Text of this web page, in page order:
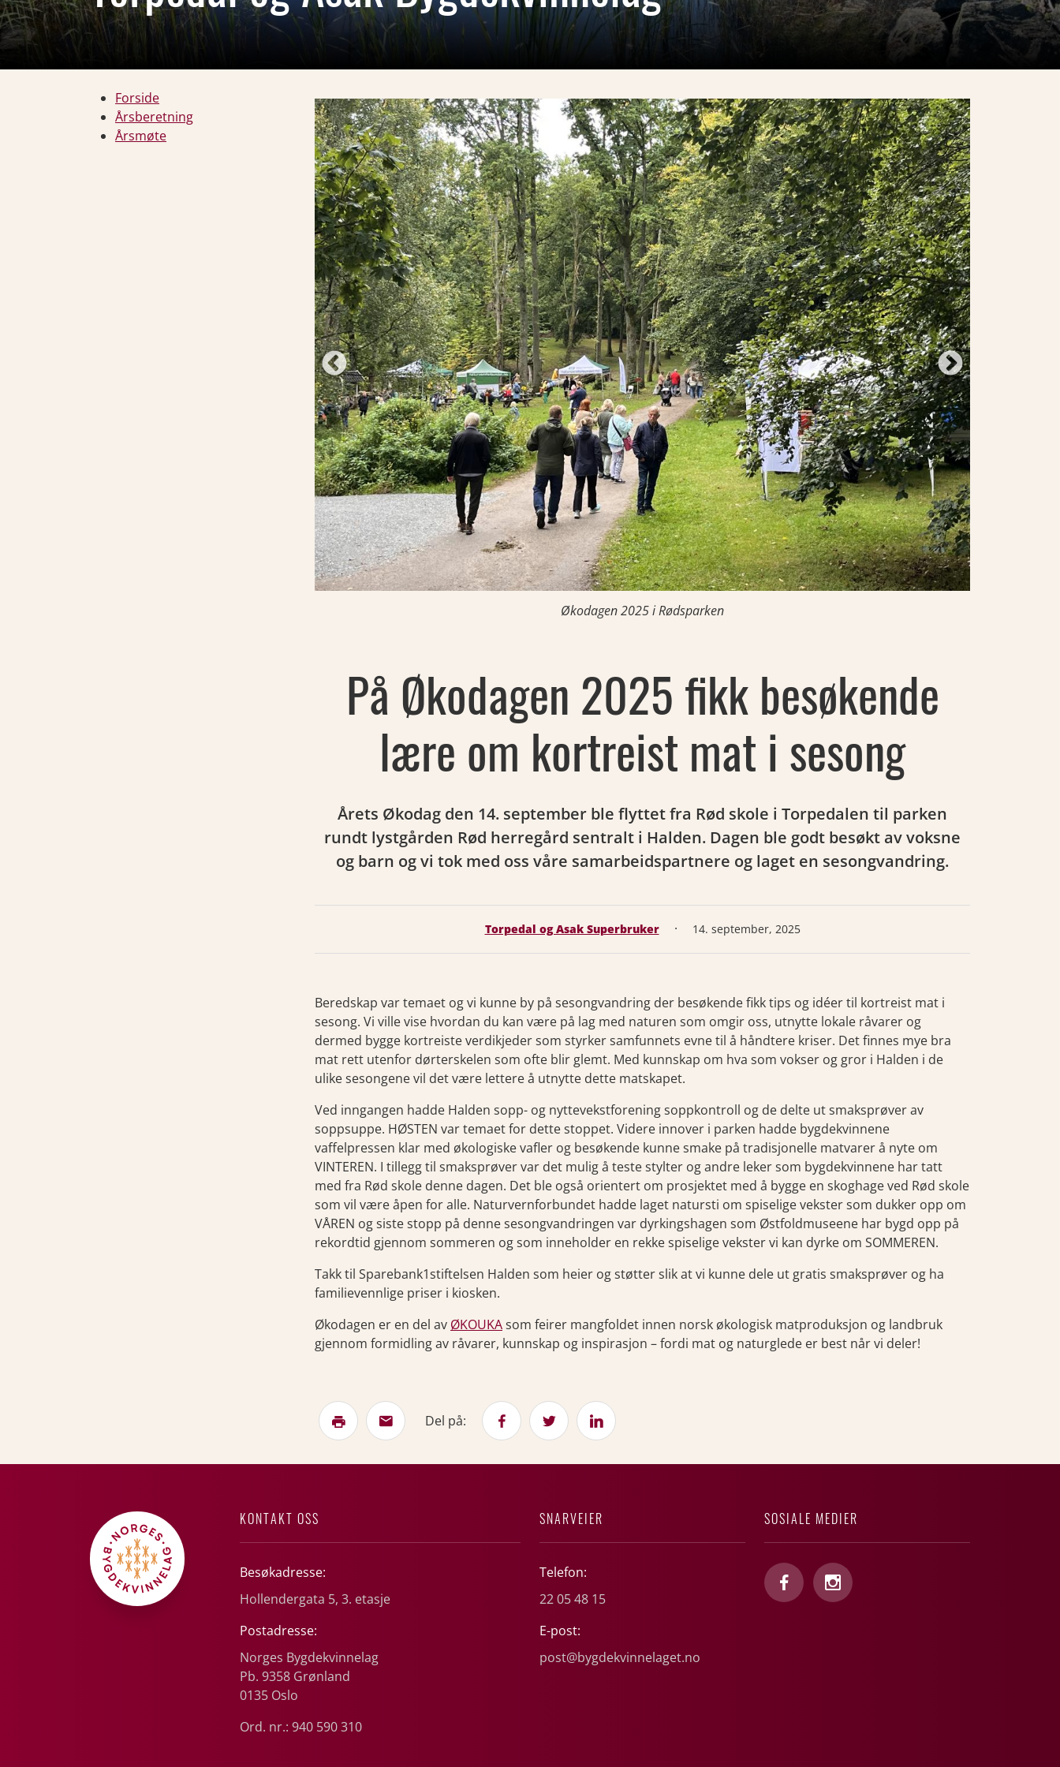
Forside
Årsberetning
Årsmøte
Økodagen 2025 i Rødsparken
På Økodagen 2025 fikk besøkende
lære om kortreist mat i sesong
Årets Økodag den 14. september ble flyttet fra Rød skole i Torpedalen til parken
rundt lystgården Rød herregård sentralt i Halden. Dagen ble godt besøkt av voksne
og barn og vi tok med oss våre samarbeidspartnere og laget en sesongvandring.
Torpedal og Asak Superbruker · 14. september, 2025
Beredskap var temaet og vi kunne by på sesongvandring der besøkende fikk tips og idéer til kortreist mat i
sesong. Vi ville vise hvordan du kan være på lag med naturen som omgir oss, utnytte lokale råvarer og
dermed bygge kortreiste verdikjeder som styrker samfunnets evne til å håndtere kriser. Det finnes mye bra
mat rett utenfor dørterskelen som ofte blir glemt. Med kunnskap om hva som vokser og gror i Halden i de
ulike sesongene vil det være lettere å utnytte dette matskapet.
Ved inngangen hadde Halden sopp- og nyttevekstforening soppkontroll og de delte ut smaksprøver av
soppsuppe. HØSTEN var temaet for dette stoppet. Videre innover i parken hadde bygdekvinnene
vaffelpressen klar med økologiske vafler og besøkende kunne smake på tradisjonelle matvarer å nyte om
VINTEREN. I tillegg til smaksprøver var det mulig å teste stylter og andre leker som bygdekvinnene har tatt
med fra Rød skole denne dagen. Det ble også orientert om prosjektet med å bygge en skoghage ved Rød skole
som vil være åpen for alle. Naturvernforbundet hadde laget natursti om spiselige vekster som dukker opp om
VÅREN og siste stopp på denne sesongvandringen var dyrkingshagen som Østfoldmuseene har bygd opp på
rekordtid gjennom sommeren og som inneholder en rekke spiselige vekster vi kan dyrke om SOMMEREN.
Takk til Sparebank1stiftelsen Halden som heier og støtter slik at vi kunne dele ut gratis smaksprøver og ha
familievennlige priser i kiosken.
Økodagen er en del av ØKOUKAsom feirer mangfoldet innen norsk økologisk matproduksjon og landbruk
gjennom formidling av råvarer, kunnskap og inspirasjon – fordi mat og naturglede er best når vi deler!
Del på:
KONTAKT OSS
Besøkadresse:
Hollendergata 5, 3. etasje
Postadresse:
Norges Bygdekvinnelag
Pb. 9358 Grønland
0135 Oslo
Ord. nr.: 940 590 310
SNARVEIER
Telefon:
22 05 48 15
E-post:
post@bygdekvinnelaget.no
SOSIALE MEDIER